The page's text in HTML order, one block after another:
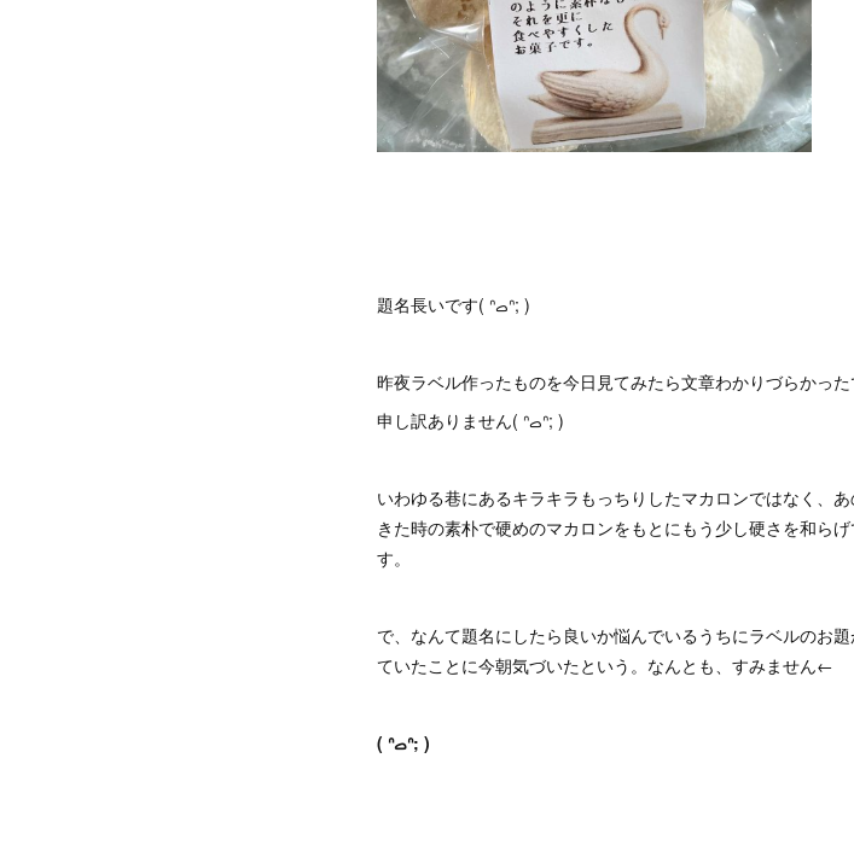
題名長いです( ᐢࡇᐢ; )
昨夜ラベル作ったものを今日見てみたら文章わかりづらかった
申し訳ありません( ᐢࡇᐢ; )
いわゆる巷にあるキラキラもっちりしたマカロンではなく、
きた時の素朴で硬めのマカロンをもとにもう少し硬さを和ら
す。
で、なんて題名にしたら良いか悩んでいるうちにラベルのお
ていたことに今朝気づいたという。なんとも、すみません←
( ᐢࡇᐢ; )